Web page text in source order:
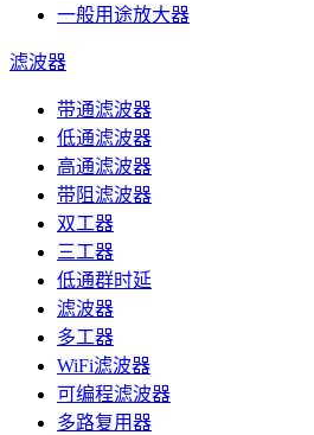
一般用途放大器
滤波器
带通滤波器
低通滤波器
高通滤波器
带阻滤波器
双工器
三工器
低通群时延
滤波器
多工器
WiFi滤波器
可编程滤波器
多路复用器